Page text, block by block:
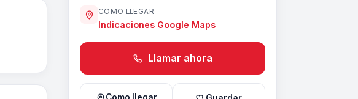
COMO LLEGAR
Indicaciones Google Maps
Llamar ahora